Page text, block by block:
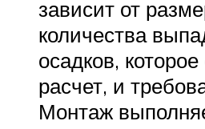
зависит от
количества
осадков,
расчет, и
Монтаж